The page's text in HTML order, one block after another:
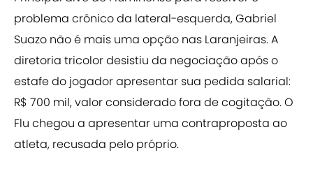
problema crônico da lateral-esquerda, Gabriel
Suazo não é mais uma opção nas Laranjeiras. A
diretoria tricolor desistiu da negociação após o
estafe do jogador apresentar sua pedida salarial:
R$ 700 mil, valor considerado fora de cogitação. O
Flu chegou a apresentar uma contraproposta ao
atleta, recusada pelo próprio.